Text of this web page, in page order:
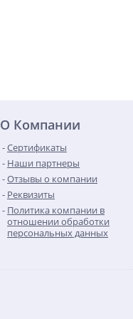
О Компании
Сертификаты
Наши партнеры
Отзывы о компании
Реквизиты
Политика компании в
отношении обработки
персональных данных